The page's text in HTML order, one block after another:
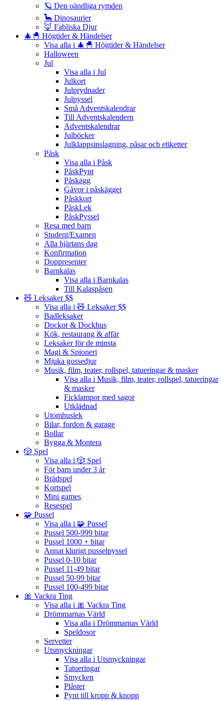
🪐 Den oändliga rymden
🦕 Dinosaurier
🦊 Fabliska Djur
🎄🐣 Högtider & Händelser
Visa alla i 🎄🐣 Högtider & Händelser
Halloween
Jul
Visa alla i Jul
Julkort
Julprydnader
Julpyssel
Små Adventskalendrar
Till Adventskalendern
Adventskalendrar
Julböcker
Julklappsinslagning, påsar och etiketter
Påsk
Visa alla i Påsk
PåskPynt
Påskägg
Gåvor i påskägget
Påskkort
PåskLek
PåskPyssel
Resa med barn
Student/Examen
Alla hjärtans dag
Konfirmation
Doppresenter
Barnkalas
Visa alla i Barnkalas
Till Kalaspåsen
🧸 Leksaker $$
Visa alla i 🧸 Leksaker $$
Badleksaker
Dockor & Dockhus
Kök, restaurang & affär
Leksaker för de minsta
Magi & Spioneri
Mjuka gossedjur
Musik, film, teater, rollspel, tatueringar & masker
Visa alla i Musik, film, teater, rollspel, tatueringar
& masker
Ficklampor med sagor
Utklädnad
Utomhuslek
Bilar, fordon & garage
Bollar
Bygga & Montera
🎲 Spel
Visa alla i 🎲 Spel
För barn under 3 år
Brädspel
Kortspel
Mini games
Resespel
🧩 Pussel
Visa alla i 🧩 Pussel
Pussel 500-999 bitar
Pussel 1000 + bitar
Annat klurigt pusselpyssel
Pussel 0-10 bitar
Pussel 11-49 bitar
Pussel 50-99 bitar
Pussel 100-499 bitar
🎀 Vackra Ting
Visa alla i 🎀 Vackra Ting
Drömmarnas Värld
Visa alla i Drömmarnas Värld
Speldosor
Servetter
Utsmyckningar
Visa alla i Utsmyckningar
Tatueringar
Smycken
Plåster
Pynt till kropp & knopp